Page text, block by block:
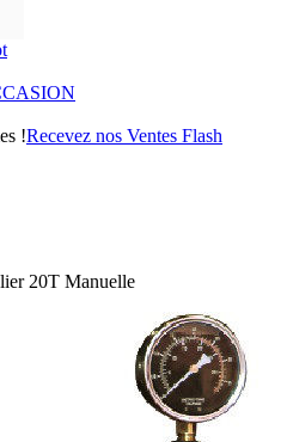
!Recevez nos Ventes Flash
20T Manuelle